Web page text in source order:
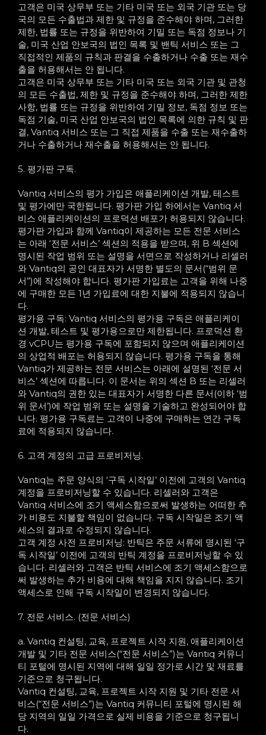
고객은 미국 상무부 또는 기타 미국 또는 외국 기관 또는 당
국의 모든 수출법과 제한 및 규정을 준수해야 하며, 그러한
제한, 법률 또는 규정을 위반하여 기밀 또는 독점 정보나 기
술, 미국 산업 안보국의 법인 목록 및 밴틱 서비스 또는 그
직접적인 제품의 규칙과 판결을 수출하거나 수출 또는 재수
출을 허용해서는 안 됩니다.
고객은 미국 상무부 또는 기타 미국 또는 외국 기관 및 관청
의 모든 수출법, 제한 및 규정을 준수해야 하며, 그러한 제한
사항, 법률 또는 규정을 위반하여 기밀 정보, 독점 정보 또는
독점 기술, 미국 산업 안보국의 법인 목록에 의한 규칙 및 판
결, Vantiq 서비스 또는 그 직접 제품을 수출 또는 재수출하
거나 수출하거나 재수출을 허용해서는 안 됩니다.
5. 평가판 구독.
Vantiq 서비스의 평가 가입은 애플리케이션 개발, 테스트
및 평가에만 국한됩니다. 평가판 가입 하에서는 Vantiq 서
비스 애플리케이션의 프로덕션 배포가 허용되지 않습니다.
평가판 가입과 함께 Vantiq이 제공하는 모든 전문 서비스
는 아래 ‘전문 서비스’ 섹션의 적용을 받으며, 위 B 섹션에
명시된 작업 범위 또는 설명을 서면으로 작성하거나 리셀러
와 Vantiq의 공인 대표자가 서명한 별도의 문서(“범위 문
서”)에 작성해야 합니다. 평가판 가입료는 고객을 위해 나중
에 구매한 모든 1년 가입료에 대한 지불에 적용되지 않습니
다.
평가용 구독: Vantiq 서비스의 평가용 구독은 애플리케이
션 개발, 테스트 및 평가용으로만 제한됩니다. 프로덕션 환
경 vCPU는 평가용 구독에 포함되지 않으며 애플리케이션
의 상업적 배포는 허용되지 않습니다. 평가용 구독을 통해
Vantiq가 제공하는 전문 서비스는 아래에 설명된 ‘전문 서
비스’ 섹션에 따릅니다. 이 문서는 위의 섹션 B 또는 리셀러
와 Vantiq의 권한 있는 대표자가 서명한 다른 문서(이하 ‘범
위 문서’)에 작업 범위 또는 설명을 기술하고 완성되어야 합
니다. 평가용 구독료는 고객이 나중에 구매하는 연간 구독
료에 적용되지 않습니다.
6. 고객 계정의 고급 프로비저닝.
Vantiq는 주문 양식의 ‘구독 시작일’ 이전에 고객의 Vantiq
계정을 프로비저닝할 수 있습니다. 리셀러와 고객은
Vantiq 서비스에 조기 액세스함으로써 발생하는 어떠한 추
가 비용도 지불할 책임이 없습니다. 구독 시작일은 조기 액
세스의 결과로 수정되지 않습니다.
고객 계정 사전 프로비저닝: 반틱은 주문 서류에 명시된 ‘구
독 시작일’ 이전에 고객의 반틱 계정을 프로비저닝할 수 있
습니다. 리셀러와 고객은 반틱 서비스에 조기 액세스함으로
써 발생하는 추가 비용에 대해 책임을 지지 않습니다. 조기
액세스로 인해 구독 시작일이 변경되지 않습니다.
7. 전문 서비스. (전문 서비스)
a. Vantiq 컨설팅, 교육, 프로젝트 시작 지원, 애플리케이션
개발 및 기타 전문 서비스(“전문 서비스”)는 Vantiq 커뮤니
티 포털에 명시된 지역에 대해 일일 정가로 시간 및 재료를
기준으로 청구됩니다.
Vantiq 컨설팅, 교육, 프로젝트 시작 지원 및 기타 전문 서
비스(“전문 서비스”)는 Vantiq 커뮤니티 포털에 명시된 해
당 지역의 일일 가격으로 실제 비용을 기준으로 청구됩니
다.